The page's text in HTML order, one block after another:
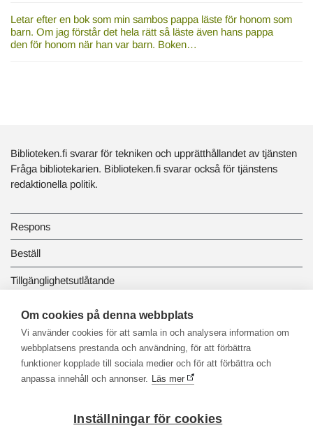
Letar efter en bok som min sambos pappa läste för honom som
barn. Om jag förstår det hela rätt så läste även hans pappa
den för honom när han var barn. Boken…
Biblioteken.fi svarar för tekniken och upprätthållandet av tjänsten
Fråga bibliotekarien. Biblioteken.fi svarar också för tjänstens
redaktionella politik.
Respons
Beställ
Tillgänglighetsutlåtande
Dataskydd och registerbeskrivningar
Länkbiblioteket
Om cookies på denna webbplats
Vi använder cookies för att samla in och analysera information om
webbplatsens prestanda och användning, för att förbättra
funktioner kopplade till sociala medier och för att förbättra och
anpassa innehåll och annonser. Läs mer
Inställningar för cookies